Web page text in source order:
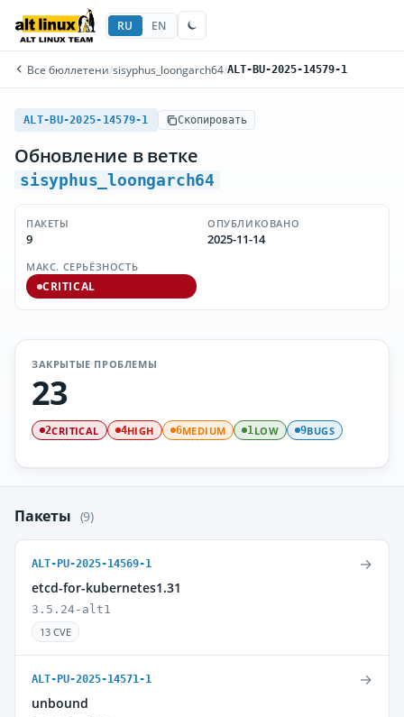
RU EN
Все бюллетени/sisyphus_loongarch64/ALT-BU-2025-14579-1
ALT-BU-2025-14579-1 Скопировать
Обновление в ветке
sisyphus_loongarch64
ПАКЕТЫ
9
ОПУБЛИКОВАНО
2025-11-14
МАКС. СЕРЬЁЗНОСТЬ
CRITICAL
ЗАКРЫТЫЕ ПРОБЛЕМЫ
23
2CRITICAL 4HIGH 6MEDIUM 1LOW 9BUGS
Пакеты (9)
ALT-PU-2025-14569-1
etcd-for-kubernetes1.31
3.5.24-alt1
13 CVE
→
ALT-PU-2025-14571-1
unbound
→